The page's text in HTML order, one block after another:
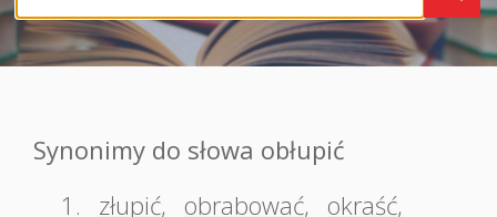
Synonimy do słowa obłupić
1.
złupić, obrabować, okraść,